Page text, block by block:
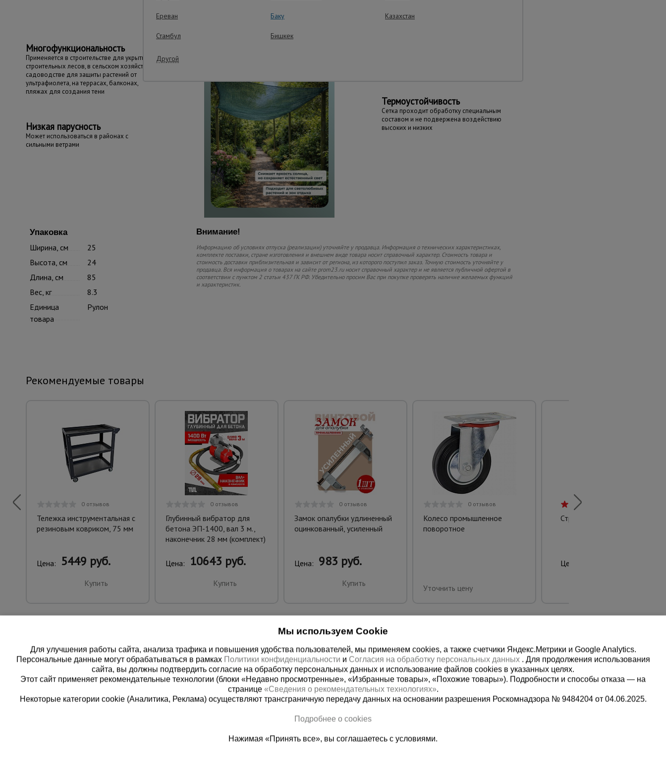
Многофункциональность
Применяется в строительстве для укрытия
строительных лесов, в сельском хозяйстве и
садоводстве для защиты растений от
ультрафиолета, на террасах, балконах,
пляжах для создания тени
Низкая парусность
Может использоваться в районах с
сильными ветрами
Термоустойчивость
Сетка проходит обработку специальным
составом и не подвержена воздействию
высоких и низких
Упаковка
Ширина, см
25
Высота, см
24
Длина, см
85
Вес, кг
8.3
Единица
товара
Рулон
Внимание!
Информацию об условиях отпуска (реализации) уточняйте у продавца. Информация о технических характеристиках,
комплекте поставки, стране изготовления и внешнем виде товара носит справочный характер. Стоимость товара и
стоимость доставки приблизительная и зависит от региона, из которого поступил заказ. Точную стоимость уточняйте у
продавца. Вся информация о товарах на сайте prom23.ru носит справочный характер и не является публичной офертой в
соответствии с пунктом 2 статьи 437 ГК РФ. Убедительно просим Вас при покупке проверять наличие желаемых функций
и характеристик.
Рекомендуемые товары
0 отзывов
Тележка инструментальная с
резиновым ковриком, 75 мм
Цена: 5449 руб.
Купить
0 отзывов
Глубинный вибратор для
бетона ЭП-1400, вал 3 м.,
наконечник 28 мм (комплект)
Цена: 10643 руб.
Купить
0 отзывов
Замок опалубки удлиненный
оцинкованный, усиленный
Цена: 983 руб.
Купить
0 отзывов
Колесо промышленное
поворотное
Уточнить цену
Стремянка Garden Step 4
Цена:
8 (800) 200-25-90
Заказать звонок
+994 55 388 22 82
Заказать звонок
Мы в социальных сетях:
Ереван Баку Казахстан
Стамбул Бишкек
Другой
Мы используем Cookie
Для улучшения работы сайта, анализа трафика и повышения удобства пользователей, мы применяем cookies, а также счетчики Яндекс.Метрики и Google Analytics.
Персональные данные могут обрабатываться в рамках Политики конфиденциальности и Согласия на обработку персональных данных . Для продолжения использования
сайта, вы должны подтвердить согласие на обработку персональных данных и использование файлов cookies в указанных целях.
Этот сайт применяет рекомендательные технологии (блоки «Недавно просмотренные», «Избранные товары», «Похожие товары»). Подробности и способы отказа — на
странице «Сведения о рекомендательных технологиях».
Некоторые категории cookie (Аналитика, Реклама) осуществляют трансграничную передачу данных на основании разрешения Роскомнадзора № 9484204 от 04.06.2025.
Подробнее о cookies
Нажимая «Принять все», вы соглашаетесь с условиями.